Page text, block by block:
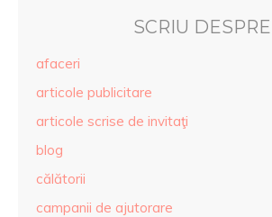
SCRIU DESPRE
afaceri
articole publicitare
articole scrise de invitaţi
blog
călătorii
campanii de ajutorare